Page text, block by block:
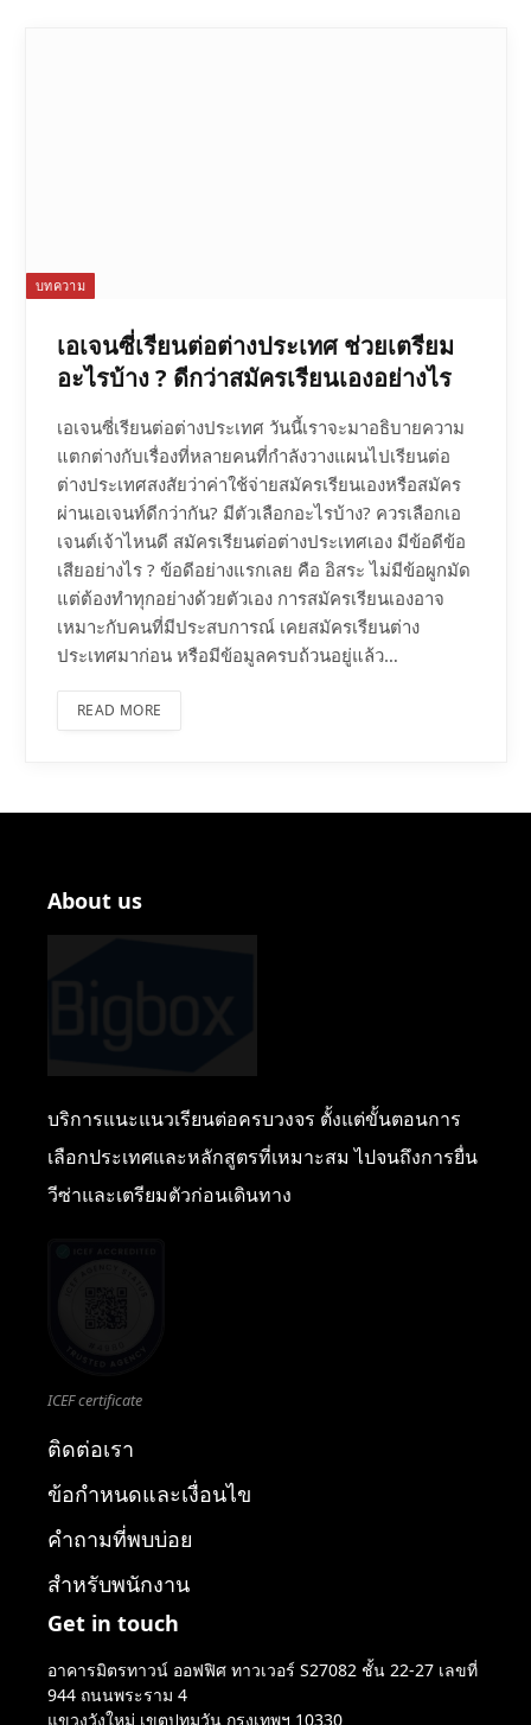
บทความ
เอเจนซี่เรียนต่อต่างประเทศ ช่วยเตรียม
อะไรบ้าง ? ดีกว่าสมัครเรียนเองอย่างไร
เอเจนซี่เรียนต่อต่างประเทศ วันนี้เราจะมาอธิบายความ
แตกต่างกับเรื่องที่หลายคนที่กำลังวางแผนไปเรียนต่อ
ต่างประเทศสงสัยว่าค่าใช้จ่ายสมัครเรียนเองหรือสมัคร
ผ่านเอเจนท์ดีกว่ากัน? มีตัวเลือกอะไรบ้าง? ควรเลือกเอ
เจนต์เจ้าไหนดี สมัครเรียนต่อต่างประเทศเอง มีข้อดีข้อ
เสียอย่างไร ? ข้อดีอย่างแรกเลย คือ อิสระ ไม่มีข้อผูกมัด
แต่ต้องทำทุกอย่างด้วยตัวเอง การสมัครเรียนเองอาจ
เหมาะกับคนที่มีประสบการณ์ เคยสมัครเรียนต่าง
ประเทศมาก่อน หรือมีข้อมูลครบถ้วนอยู่แล้ว…
READ MORE
About us
บริการแนะแนวเรียนต่อครบวงจร ตั้งแต่ขั้นตอนการ
เลือกประเทศและหลักสูตรที่เหมาะสม ไปจนถึงการยื่น
วีซ่าและเตรียมตัวก่อนเดินทาง
ICEF certificate
ติดต่อเรา
ข้อกำหนดและเงื่อนไข
คำถามที่พบบ่อย
สำหรับพนักงาน
Get in touch
อาคารมิตรทาวน์ ออฟฟิศ ทาวเวอร์ S27082 ชั้น 22-27 เลขที่
944 ถนนพระราม 4
แขวงวังใหม่ เขตปทุมวัน กรุงเทพฯ 10330